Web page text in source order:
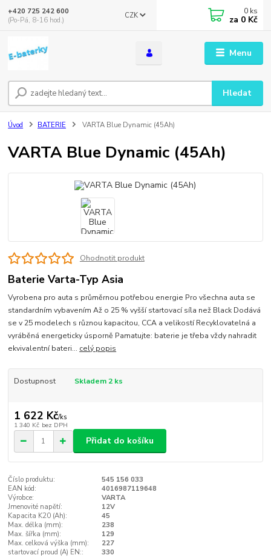
Menu
CZK
Hledat
+420 725 242 600
(Po-Pá, 8-16 hod.)
0 ks
za 0 Kč
Úvod BATERIE VARTA Blue Dynamic (45Ah)
VARTA Blue Dynamic (45Ah)
Ohodnotit produkt
Baterie Varta-Typ Asia
Vyrobena pro auta s průměrnou potřebou energie Pro všechna auta se
standardním vybavením Až o 25 % vyšší startovací síla než Black Dodává
se v 25 modelech s různou kapacitou, CCA a velikostí Recyklovatelná a
vyráběná energeticky úsporně Pamatujte: baterie je třeba vždy nahradit
ekvivalentní bateri... celý popis
Dostupnost Skladem 2 ks
1 622 Kč/ks
1 340 Kč bez DPH
Přidat do košíku
Číslo produktu:
545 156 033
EAN kód:
4016987119648
Výrobce:
VARTA
Jmenovité napětí:
12V
Kapacita K20 (Ah):
45
Max. délka (mm):
238
Max. šířka (mm):
129
Max. celková výška (mm):
227
startovací proud (A) EN::
330